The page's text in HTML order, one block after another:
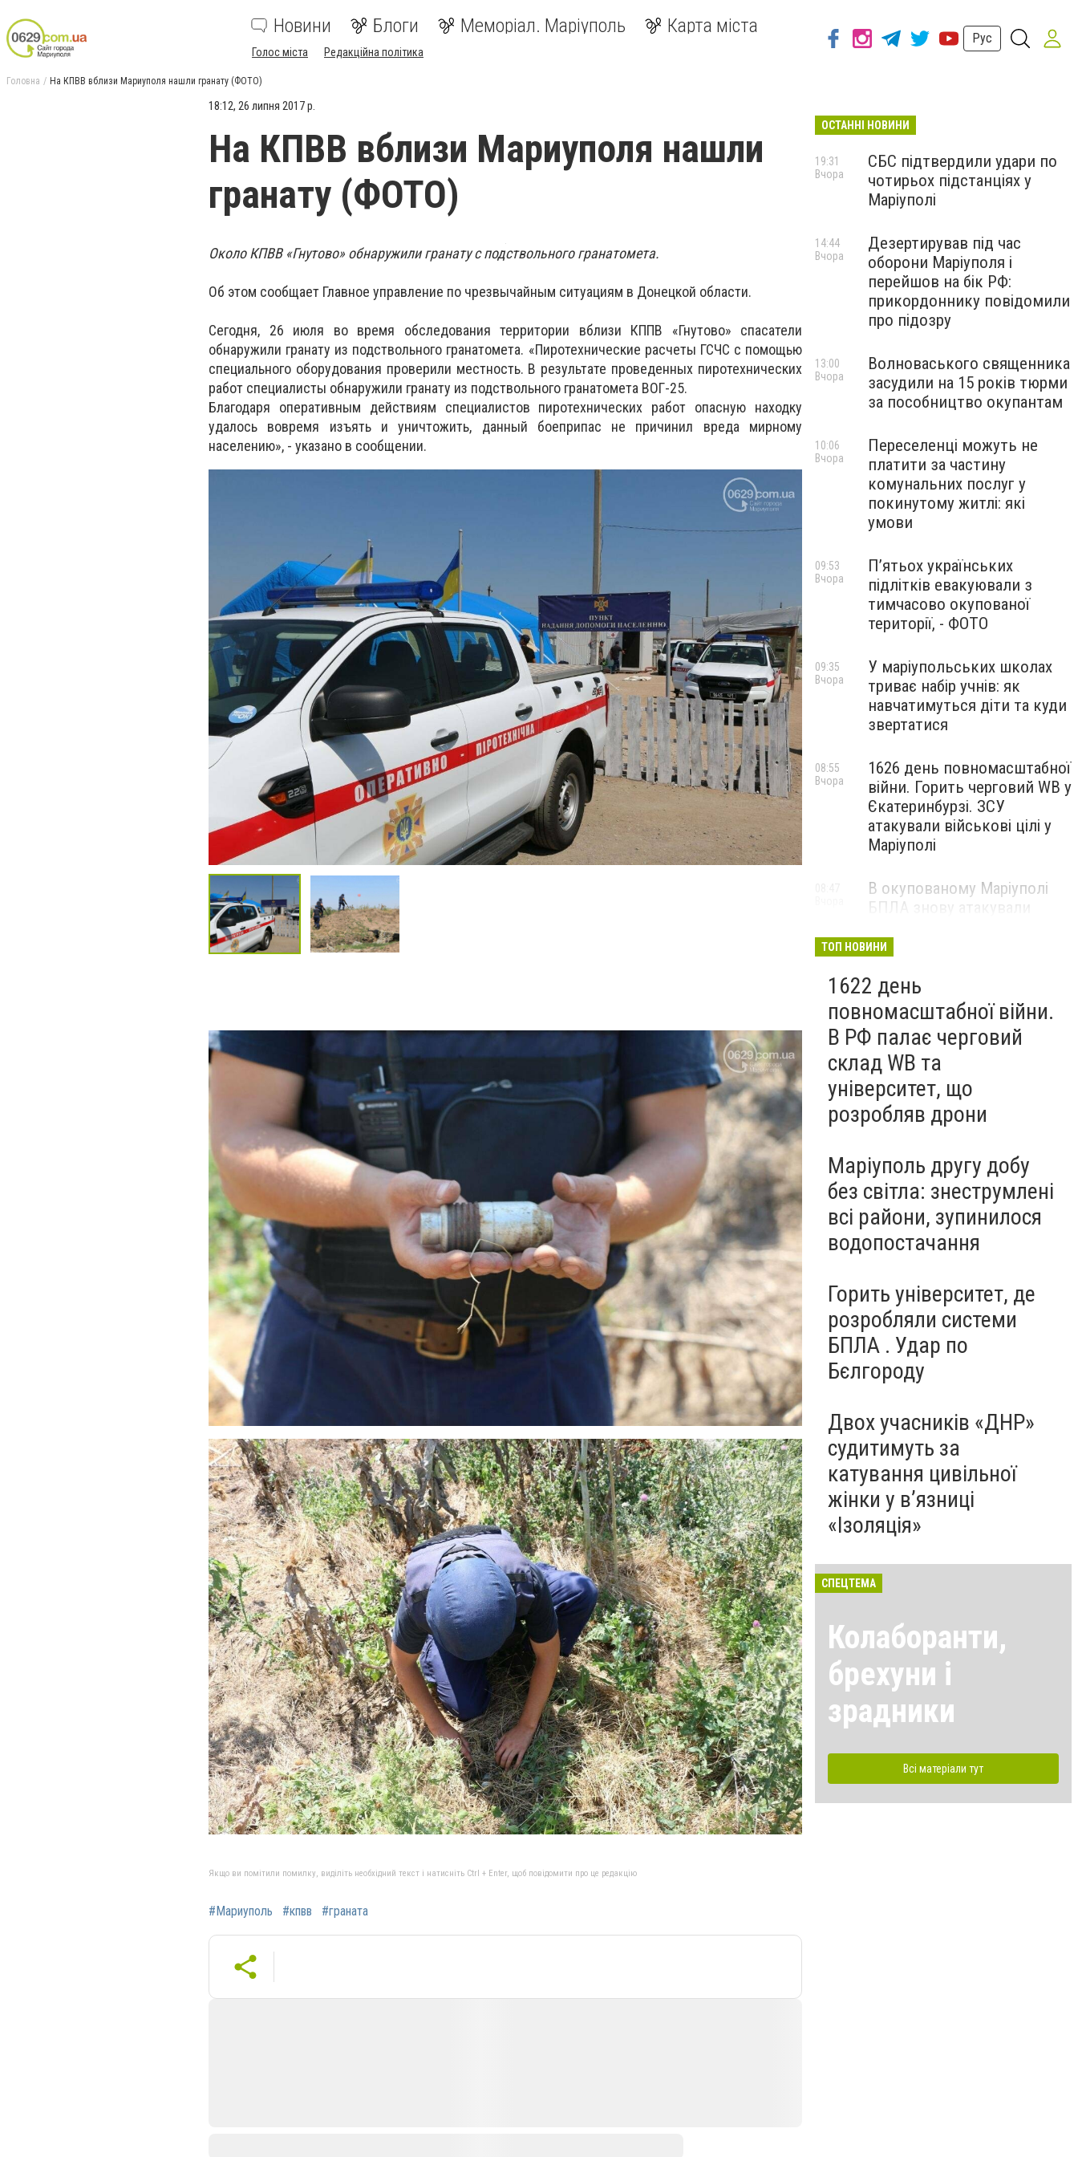
Новини Блоги Меморіал. Маріуполь Карта міста
Голос міста Редакційна політика
Рус
Головна На КПВВ вблизи Мариуполя нашли гранату (ФОТО)
18:12, 26 липня 2017 р.
На КПВВ вблизи Мариуполя нашли
гранату (ФОТО)
Около КПВВ «Гнутово» обнаружили гранату с подствольного гранатомета.
Об этом сообщает Главное управление по чрезвычайным ситуациям в Донецкой области.
Сегодня, 26 июля во время обследования территории вблизи КППВ «Гнутово» спасатели
обнаружили гранату из подствольного гранатомета. «Пиротехнические расчеты ГСЧС с помощью
специального оборудования проверили местность. В результате проведенных пиротехнических
работ специалисты обнаружили гранату из подствольного гранатомета ВОГ-25.
Благодаря оперативным действиям специалистов пиротехнических работ опасную находку
удалось вовремя изъять и уничтожить, данный боеприпас не причинил вреда мирному
населению», - указано в сообщении.
Якщо ви помітили помилку, виділіть необхідний текст і натисніть Ctrl + Enter, щоб повідомити про це редакцію
#Мариуполь #кпвв #граната
ОСТАННІ НОВИНИ
СБС підтвердили удари по
чотирьох підстанціях у
Маріуполі
19:31
Вчора
Дезертирував під час
оборони Маріуполя і
перейшов на бік РФ:
прикордоннику повідомили
про підозру
14:44
Вчора
Волноваського священника
засудили на 15 років тюрми
за пособництво окупантам
13:00
Вчора
Переселенці можуть не
платити за частину
комунальних послуг у
покинутому житлі: які
умови
10:06
Вчора
П’ятьох українських
підлітків евакуювали з
тимчасово окупованої
території, - ФОТО
09:53
Вчора
У маріупольських школах
триває набір учнів: як
навчатимуться діти та куди
звертатися
09:35
Вчора
1626 день повномасштабної
війни. Горить черговий WB у
Єкатеринбурзі. ЗСУ
атакували військові цілі у
Маріуполі
08:55
Вчора
В окупованому Маріуполі
БПЛА знову атакували
— ВІДЕО
ТОП НОВИНИ
1622 день
повномасштабної війни.
В РФ палає черговий
склад WB та
університет, що
розробляв дрони
Маріуполь другу добу
без світла: знеструмлені
всі райони, зупинилося
водопостачання
Горить університет, де
розробляли системи
БПЛА . Удар по
Бєлгороду
Двох учасників «ДНР»
судитимуть за
катування цивільної
жінки у в’язниці
«Ізоляція»
СПЕЦТЕМА
Колаборанти,
брехуни і
зрадники
Всі матеріали тут